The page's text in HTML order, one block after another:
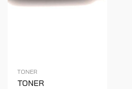
TONER
TONER